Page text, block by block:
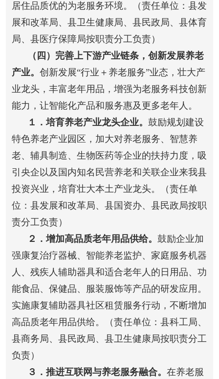
居住品质优的为老服务环境。（责任单位：县发
展和改革局、县卫生健康局、县民政局、县体育
局、县医疗保障局按职责分工负责）
（四）完善上下游产业链条，创新发展养老
产业。 创新发展“行业＋养老服务”业态，壮大产
业龙头，丰富老年用品，增强为老服务科技创新
能力，让智能化产品和服务惠及更多老年人。
１ ．培育养老产业龙头企业。 鼓励规划建设
特色养老产业园区，加大对养老服务、智慧养
老、辅具制造、生物医药等企业的扶持力度，吸
引央企以及国内知名民营养老和关联企业来我县
投资兴业，培育壮大本土产业龙头。（责任单
位：县发展和改革局、县国资办、县民政局按职
责分工负责）
２ ．增加高品质老年用品供给。 鼓励企业加
强康复治疗器械、智能养老监护、家庭服务机器
人、残疾人辅助器具和适合老年人的日用品、功
能食品、保健品、服装服饰等产品的研发应用。
实施康复辅助器具社区租赁服务行动，不断增加
高品质老年用品供给。（责任单位：县科工局、
县商务局、县民政局、县卫生健康局按职责分工
负责）
３ ．推进互联网与养老服务融合。 在养老服